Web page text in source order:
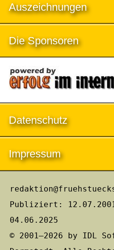
Auszeichnungen
Die Sponsoren
Datenschutz
Impressum
Publiziert:
04.06.2025
© 2001–2026 by IDL